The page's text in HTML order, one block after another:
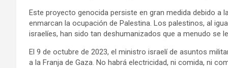
Este proyecto genocida persiste en gran medida debido
enmarcan la ocupación de Palestina. Los palestinos, al
israelíes, han sido tan deshumanizados que a menudo se
El 9 de octubre de 2023, el ministro israelí de asuntos
a la Franja de Gaza. No habrá electricidad, ni comida, ni